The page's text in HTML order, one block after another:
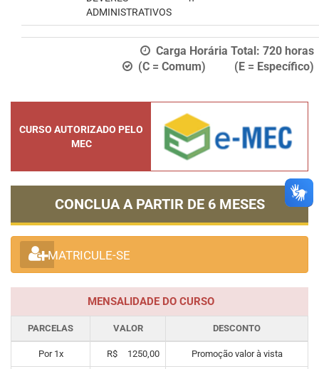
ADMINISTRATIVOS
Carga Horária Total: 720 horas
(C = Comum) (E = Específico)
CURSO AUTORIZADO PELO
MEC
CONCLUA A PARTIR DE 6 MESES
MATRICULE-SE
MENSALIDADE DO CURSO
PARCELAS VALOR DESCONTO
Por 1x R$ 1250,00 Promoção valor à vista